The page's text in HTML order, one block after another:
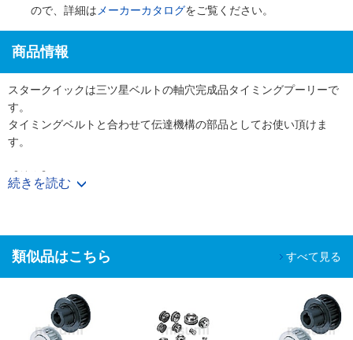
ので、詳細は メーカーカタログをご覧ください。
商品情報
スタークイックは三ツ星ベルトの軸穴完成品タイミングプーリーで
す。
タイミングベルトと合わせて伝達機構の部品としてお使い頂けま
す。
【特徴】
・使用する軸径に合わせて軸穴・キー・タップ加工付きの完成プー
【用途】
・工作機械、射出成形機などの大型機械からコピー機やプリンター
などのOA機器まで
幅広い装置で使用されています。
続きを読む
類似品はこちら すべて見る